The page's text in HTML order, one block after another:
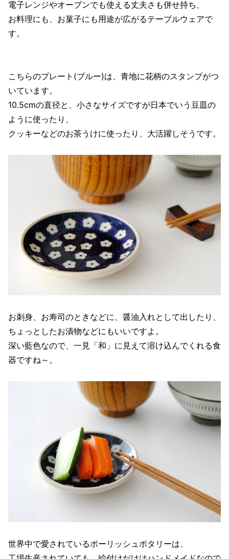
電子レンジやオーブンでも使える丈夫さも併せ持ち、
お料理にも、お菓子にも用途が広がるテーブルウェアで
す。
こちらのプレート(ブルー)は、青地に花柄のスタンプがつ
いています。
10.5cmの直径と、小さなサイズですが日本でいう豆皿の
ように使ったり、
クッキーなどのお茶うけに使ったり、大活躍しそうです。
お刺身、お寿司のときなどに、醤油入れとして出したり、
ちょっとしたお漬物などにもいいですよ。
深い藍色なので、一見「和」に見えて溶け込んでくれる食
器ですね～。
世界中で愛されているポーリッシュポタリーは、